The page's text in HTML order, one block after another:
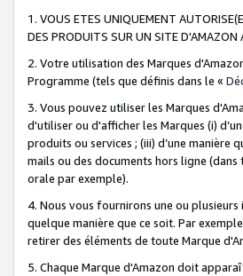
1. VOUS ETES UNIQUEMENT
DES PRODUITS SUR UN SITE D'AMAZON
2. Votre utilisation des Marques
Programme (tels que définis dans le «
3. Vous pouvez utiliser les Marques
d'utiliser ou d'afficher les Marques (i)
produits ou services ; (iii) d’une manière
mails ou des documents hors ligne
orale par exemple).
4. Nous vous fournirons une ou
quelque manière que ce soit. Par
retirer des éléments de toute Marque
5. Chaque Marque d'Amazon doit